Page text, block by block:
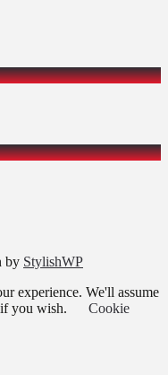
by StylishWP
experience. We'll assume
you wish.
Cookie